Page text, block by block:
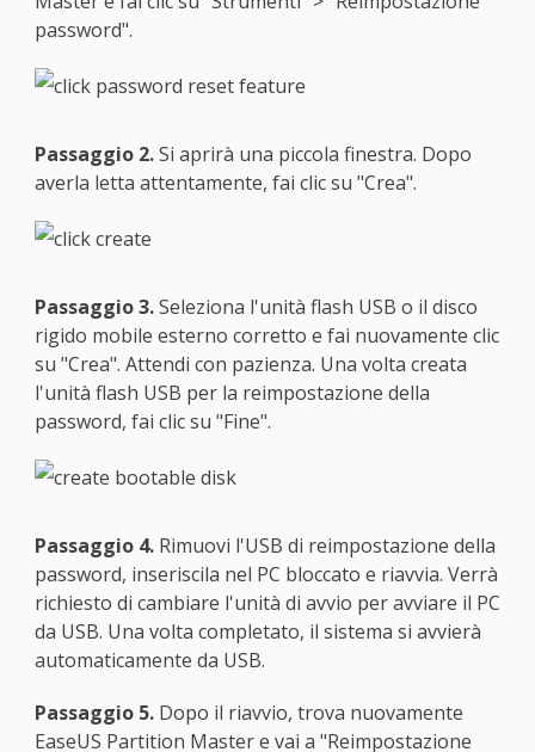
password".
Passaggio 2.Si aprirà una piccola finestra. Dopo
averla letta attentamente, fai clic su "Crea".
Passaggio 3.Seleziona l'unità flash USB o il disco
rigido mobile esterno corretto e fai nuovamente clic
su "Crea". Attendi con pazienza. Una volta creata
l'unità flash USB per la reimpostazione della
password, fai clic su "Fine".
Passaggio 4. Rimuovi l'USB di reimpostazione della
password, inseriscila nel PC bloccato e riavvia. Verrà
richiesto di cambiare l'unità di avvio per avviare il PC
da USB. Una volta completato, il sistema si avvierà
automaticamente da USB.
Passaggio 5. Dopo il riavvio, trova nuovamente
EaseUS Partition Master e vai a "Reimpostazione